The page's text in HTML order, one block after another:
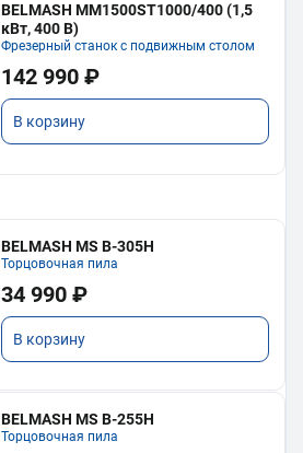
BELMASH MM1500ST1000/400 (1,5
кВт, 400 В)
Фрезерный станок с подвижным столом
142 990 ₽
В корзину
BELMASH MS B-305H
Торцовочная пила
34 990 ₽
В корзину
BELMASH MS B-255H
Торцовочная пила